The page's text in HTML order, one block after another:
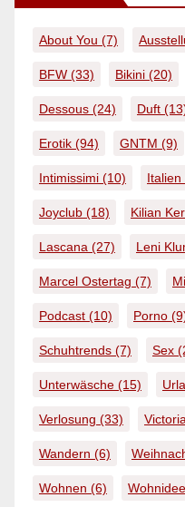
About You (7)
BFW (33) Bikini (20)
Dessous (24) Duft
Erotik (94) GNTM (9)
Intimissimi (10) Italien
Joyclub (18) Kilian
Lascana (27) Leni
Marcel Ostertag (7)
Podcast (10) Porno
Schuhtrends (7) Sex
Unterwäsche (15)
Verlosung (33)
Wandern (6)
Wohnen (6)